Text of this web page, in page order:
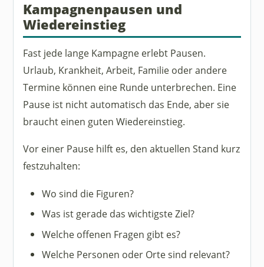
Kampagnenpausen und
Wiedereinstieg
Fast jede lange Kampagne erlebt Pausen.
Urlaub, Krankheit, Arbeit, Familie oder andere
Termine können eine Runde unterbrechen. Eine
Pause ist nicht automatisch das Ende, aber sie
braucht einen guten Wiedereinstieg.
Vor einer Pause hilft es, den aktuellen Stand kurz
festzuhalten:
Wo sind die Figuren?
Was ist gerade das wichtigste Ziel?
Welche offenen Fragen gibt es?
Welche Personen oder Orte sind relevant?